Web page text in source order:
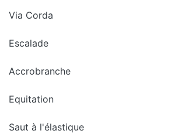
Via Corda
Escalade
Accrobranche
Equitation
Saut à l'élastique